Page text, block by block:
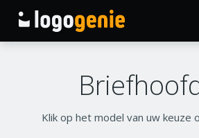
AI logogenerator
Klik op het model van uw keuze